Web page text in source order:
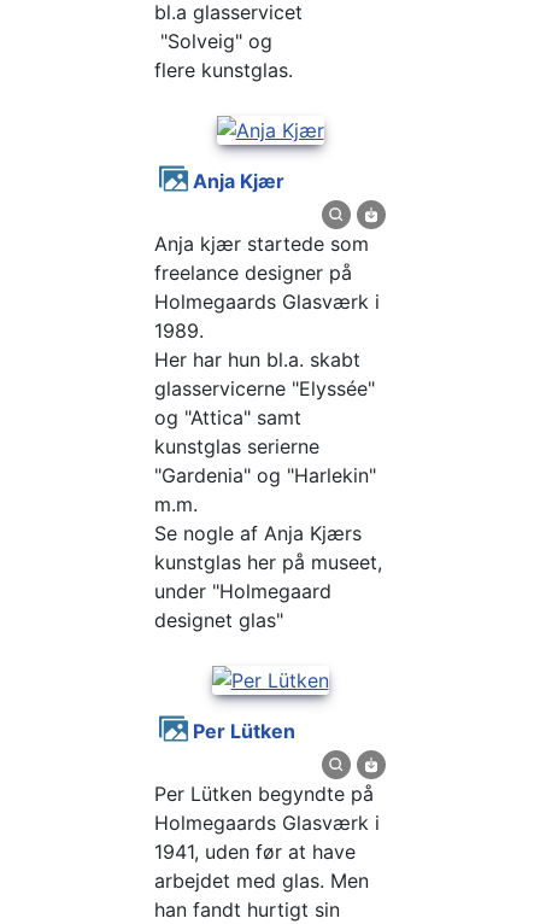
bl.a glasservicet
"Solveig" og
flere kunstglas.
Anja Kjær
Anja kjær startede som
freelance designer på
Holmegaards Glasværk i
1989.
Her har hun bl.a. skabt
glasservicerne "Elyssée"
og "Attica" samt
kunstglas serierne
"Gardenia" og "Harlekin"
m.m.
Se nogle af Anja Kjærs
kunstglas her på museet,
under "Holmegaard
designet glas"
Per Lütken
Per Lütken begyndte på
Holmegaards Glasværk i
1941, uden før at have
arbejdet med glas. Men
han fandt hurtigt sin